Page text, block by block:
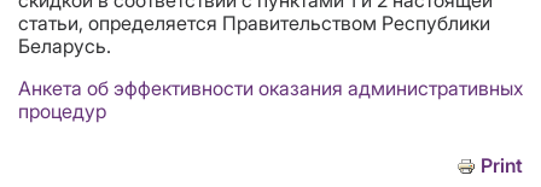
статьи, определяется Правительством Республики
Беларусь.
Анкета об эффективности оказания административных
процедур
Print